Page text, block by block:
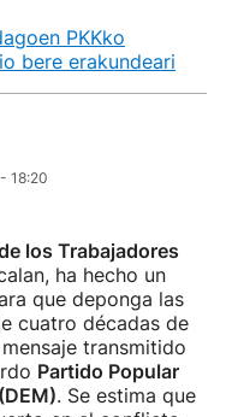
PKKko
bere erakundeari
18:20
los Trabajadores
ha hecho un
que deponga las
cuatro décadas de
transmitido
Partido Popular
. Se estima que